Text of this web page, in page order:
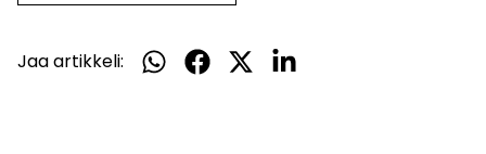
Jaa artikkeli:
Jaa
Jaa
Jaa
Jaa